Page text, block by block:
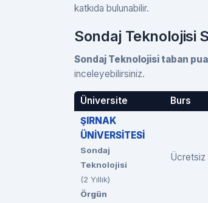
katkıda bulunabilir.
Sondaj Teknolojisi
Sondaj Teknolojisi taban
inceleyebilirsiniz.
Üniversite Burs
ŞIRNAK
ÜNİVERSİTESİ
Sondaj
Teknolojisi
(2 Yıllık)
Örgün
Ücretsiz